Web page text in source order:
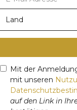
Mit der
mit unseren
auf den Link in